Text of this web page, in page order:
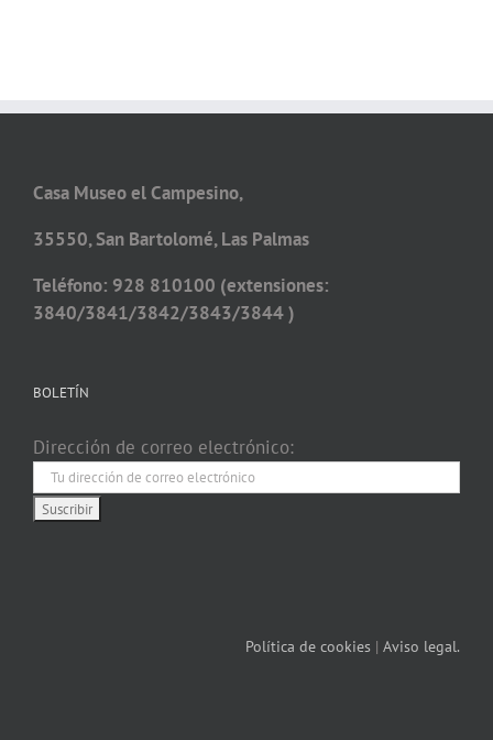
Casa Museo el Campesino,
35550, San Bartolomé, Las Palmas
Teléfono: 928 810100 (extensiones:
3840/3841/3842/3843/3844 )
BOLETÍN
Dirección de correo electrónico:
Política de cookies | Aviso legal.